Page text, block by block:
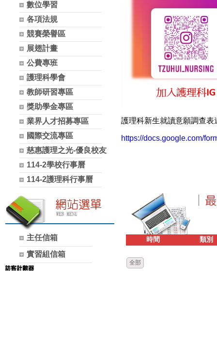
數位學習
各項法規
競賽榮譽區
展翅計畫
公費專班
護理科學會
教師研習專區
獎助學金專區
業界人才招募專區
國際交流專區
慈惠護理之光-優良校友
114-2學校行事曆
114-2護理科行事曆
主任信箱
實習組信箱
護理科新生就讀意願調查表
https://docs.google.com/
時間 類別
全部